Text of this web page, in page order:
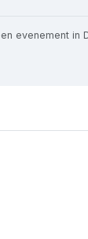
evenement in